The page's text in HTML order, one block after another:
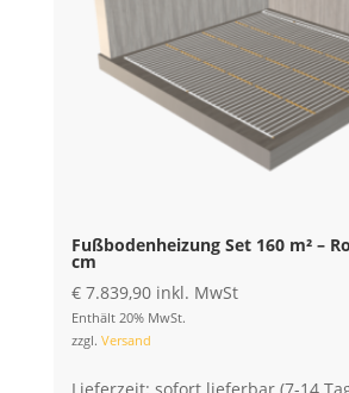
Fußbodenheizung Set 160 m² –
cm
€7.839,90 inkl. MwSt
Enthält 20% MwSt.
zzgl. Versand